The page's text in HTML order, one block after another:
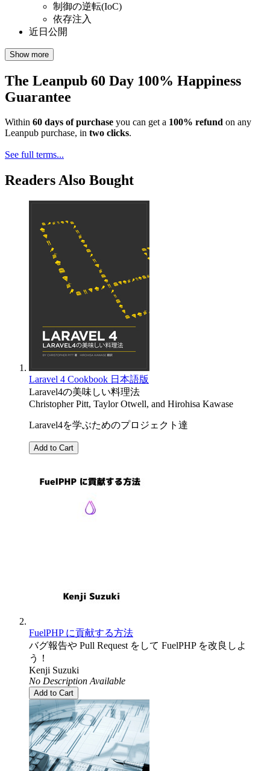
制御の逆転(IoC)
依存注入
近日公開
Show more
The Leanpub 60 Day 100% Happiness
Guarantee
Within 60 days of purchase you can get a 100% refund on any
Leanpub purchase, in two clicks.
See full terms...
Readers Also Bought
Laravel 4 Cookbook 日本語版
Laravel4の美味しい料理法
Christopher Pitt, Taylor Otwell, and Hirohisa Kawase
Laravel4を学ぶためのプロジェクト達
Add to Cart
FuelPHP に貢献する方法
バグ報告や Pull Request をして FuelPHP を改良しよ
う！
Kenji Suzuki
No Description Available
Add to Cart